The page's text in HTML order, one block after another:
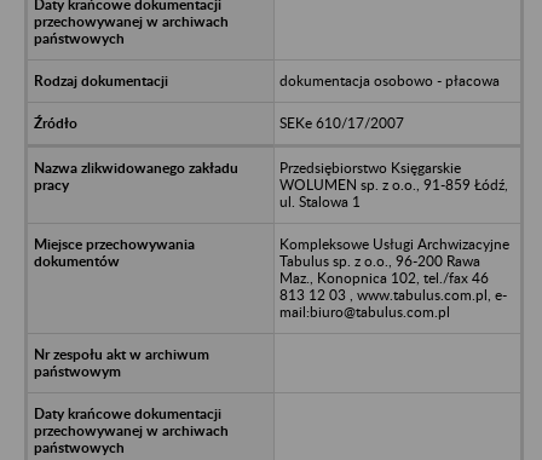
dokumentacja osobowo - płacowa
SEKe 610/17/2007
Przedsiębiorstwo Księgarskie
WOLUMEN sp. z o.o., 91-859 Łódź,
ul. Stalowa 1
Kompleksowe Usługi Archwizacyjne
Tabulus sp. z o.o., 96-200 Rawa
Maz., Konopnica 102, tel./fax 46
813 12 03 , www.tabulus.com.pl, e-
mail:biuro@tabulus.com.pl